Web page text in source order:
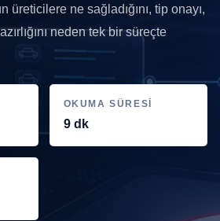
ne sağladığını, tip onayı,
neden tek bir süreçte
OKUMA SÜRESI
9 dk